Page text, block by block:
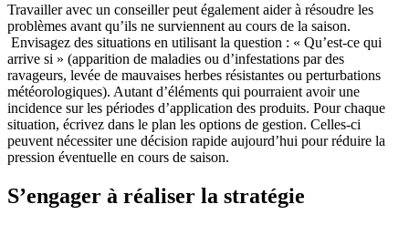
Travailler avec un conseiller peut également aider à résoudre les
problèmes avant qu’ils ne surviennent au cours de la saison.
Envisagez des situations en utilisant la question : « Qu’est-ce qui
arrive si » (apparition de maladies ou d’infestations par des
ravageurs, levée de mauvaises herbes résistantes ou perturbations
météorologiques). Autant d’éléments qui pourraient avoir une
incidence sur les périodes d’application des produits. Pour chaque
situation, écrivez dans le plan les options de gestion. Celles-ci
peuvent nécessiter une décision rapide aujourd’hui pour réduire la
pression éventuelle en cours de saison.
S’engager à réaliser la stratégie